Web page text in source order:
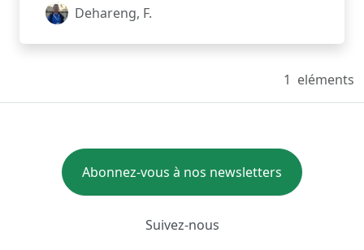
Dehareng, F.
1 eléments
Abonnez-vous à nos newsletters
Suivez-nous